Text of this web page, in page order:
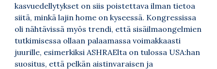
kasvuedellytykset on siis poistettava ilman tietoa
siitä, minkä lajin home on kyseessä. Kongressissa
oli nähtävissä myös trendi, että sisäilmaongelmien
tutkimisessa ollaan palaamassa voimakkaasti
juurille, esimerkiksi ASHRAElta on tulossa USA:han
suositus, että pelkän aistinvaraisen ja